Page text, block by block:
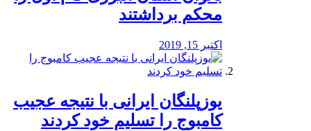
محكم برداشتند
اکتبر 15, 2019
یوزپلنگان ایرانی با نتیجه عجیب
کامبوج را تسلیم خود کردند